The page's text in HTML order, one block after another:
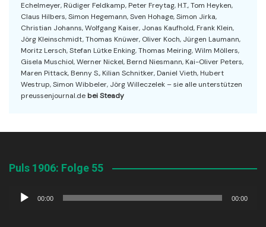
Echelmeyer, Rüdiger Feldkamp, Peter Freytag, H.T., Tom Heyken,
Claus Hilbers, Simon Hegemann, Sven Hohage, Simon Jirka,
Christian Johanns, Wolfgang Kaiser, Jonas Kaufhold, Frank Klein,
Jörg Kleinschmidt, Thomas Knüwer, Oliver Koch, Jürgen Laumann,
Moritz Lersch, Stefan Lütke Enking, Thomas Meiring, Wilm Möllers,
Gisela Muschiol, Werner Nickel, Bernd Niesmann, Kai-Oliver Peters,
Maren Pittack, Benny S., Kilian Schnitker, Daniel Vieth, Hubert
Westrup, Simon Wibbeler, Jörg Willeczelek – sie alle unterstützen
preussenjournal.de bei Steady
Puls 1906: Folge 55
Audio-
00:00 00:00